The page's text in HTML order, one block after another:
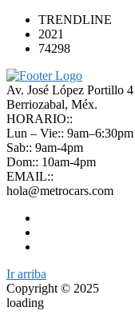
TRENDLINE
2021
74298
Av. José López Portillo
Berriozabal, Méx.
HORARIO::
Lun – Vie:: 9am–6:30pm
Sab:: 9am-4pm
Dom:: 10am-4pm
EMAIL::
hola@metrocars.com
Ir arriba
Copyright © 2025
loading